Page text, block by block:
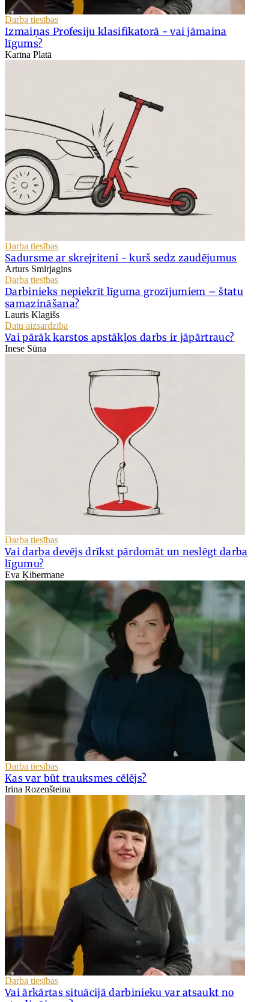
Darba tiesības
Izmaiņas Profesiju klasifikatorā - vai jāmaina
līgums?
Karīna Platā
Darba tiesības
Sadursme ar skrejriteni - kurš sedz zaudējumus
Arturs Smirjagins
Darba tiesības
Darbinieks nepiekrīt līguma grozījumiem – štatu
samazināšana?
Lauris Klagišs
Datu aizsardzība
Vai pārāk karstos apstākļos darbs ir jāpārtrauc?
Inese Sūna
Darba tiesības
Vai darba devējs drīkst pārdomāt un neslēgt darba
līgumu?
Eva Ķibermane
Darba tiesības
Kas var būt trauksmes cēlējs?
Irina Rozenšteina
Darba tiesības
Vai ārkārtas situācijā darbinieku var atsaukt no